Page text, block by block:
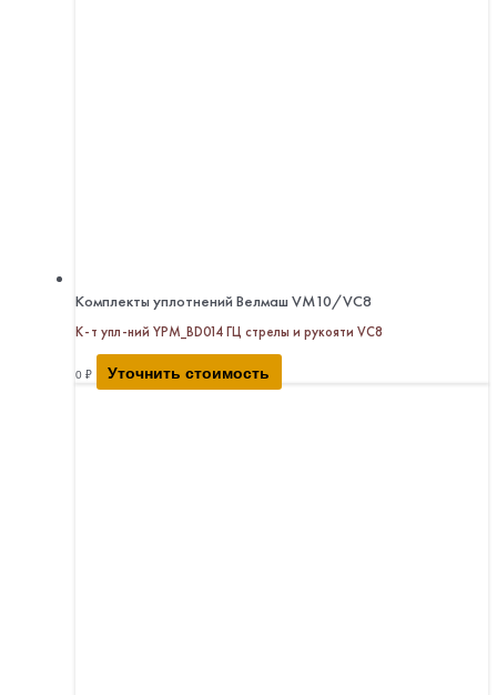
Комплекты уплотнений Велмаш VM10/VC8
К-т упл-ний YPM_BD014 ГЦ стрелы и рукояти VC8
0 ₽ Уточнить стоимость